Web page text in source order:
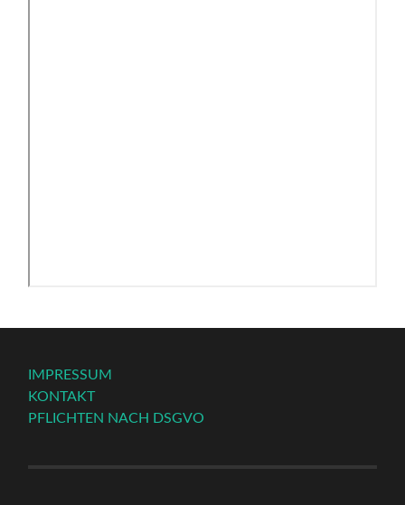
IMPRESSUM
KONTAKT
PFLICHTEN NACH DSGVO